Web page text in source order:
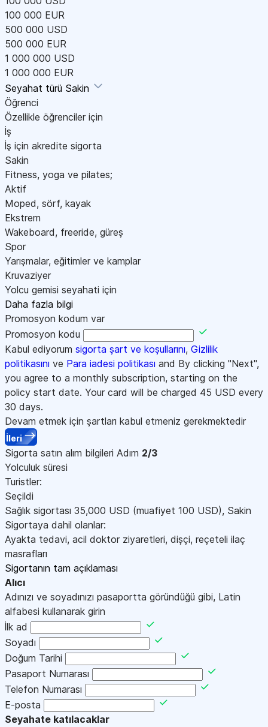
100 000 EUR
500 000 USD
500 000 EUR
1 000 000 USD
1 000 000 EUR
Seyahat türü Sakin
Öğrenci
Özellikle öğrenciler için
İş
İş için akredite sigorta
Sakin
Fitness, yoga ve pilates;
Aktif
Moped, sörf, kayak
Ekstrem
Wakeboard, freeride, güreş
Spor
Yarışmalar, eğitimler ve kamplar
Kruvaziyer
Yolcu gemisi seyahati için
Daha fazla bilgi
Promosyon kodum var
Promosyon kodu
Kabul ediyorum sigorta şart ve koşullarını, Gizlilik
politikasını ve Para iadesi politikası and By clicking "Next",
you agree to a monthly subscription, starting on the
policy start date. Your card will be charged 45 USD every
30 days.
Devam etmek için şartları kabul etmeniz gerekmektedir
İleri
Sigorta satın alım bilgileri Adım 2/3
Yolculuk süresi
Turistler:
Seçildi
Sağlık sigortası 35,000 USD (muafiyet 100 USD), Sakin
Sigortaya dahil olanlar:
Ayakta tedavi, acil doktor ziyaretleri, dişçi, reçeteli ilaç
masrafları
Sigortanın tam açıklaması
Alıcı
Adınızı ve soyadınızı pasaportta göründüğü gibi, Latin
alfabesi kullanarak girin
İlk ad
Soyadı
Doğum Tarihi
Pasaport Numarası
Telefon Numarası
E-posta
Seyahate katılacaklar